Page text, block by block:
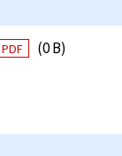
PDF
(0 B)